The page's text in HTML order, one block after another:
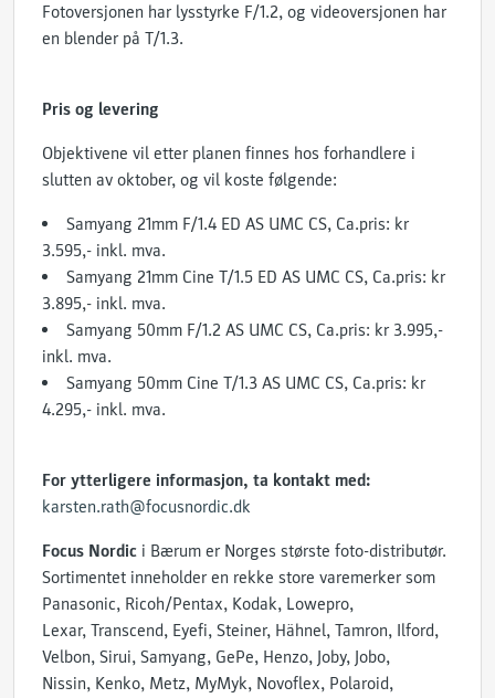
Fotoversjonen har lysstyrke F/1.2, og videoversjonen har
en blender på T/1.3.
Pris og levering
Objektivene vil etter planen finnes hos forhandlere i
slutten av oktober, og vil koste følgende:
Samyang 21mm F/1.4 ED AS UMC CS, Ca.pris: kr
3.595,- inkl. mva.
Samyang 21mm Cine T/1.5 ED AS UMC CS, Ca.pris: kr
3.895,- inkl. mva.
Samyang 50mm F/1.2 AS UMC CS, Ca.pris: kr 3.995,-
inkl. mva.
Samyang 50mm Cine T/1.3 AS UMC CS, Ca.pris: kr
4.295,- inkl. mva.
For ytterligere informasjon, ta kontakt med:
karsten.rath@focusnordic.dk
Focus Nordic i Bærum er Norges største foto-distributør.
Sortimentet inneholder en rekke store varemerker som
Panasonic, Ricoh/Pentax, Kodak, Lowepro,
Lexar, Transcend, Eyefi, Steiner, Hähnel, Tamron, Ilford,
Velbon, Sirui, Samyang, GePe, Henzo, Joby, Jobo,
Nissin, Kenko, Metz, MyMyk, Novoflex, Polaroid,